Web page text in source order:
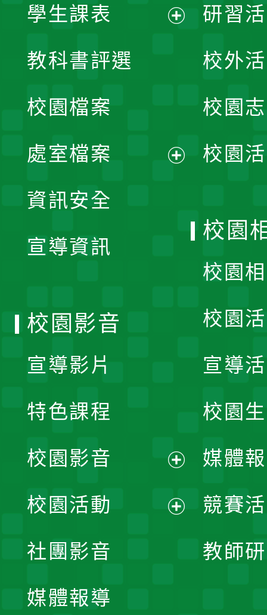
學生課表
單
教科書評選
校園檔案
處室檔案
資訊安全
宣導資訊
研習
校外
校園
校園
校園
校園
校園
宣導
校園
媒體
競賽
教師
校園影音
宣導影片
特色課程
校園影音
開
校園活動
社團影音
媒體報導